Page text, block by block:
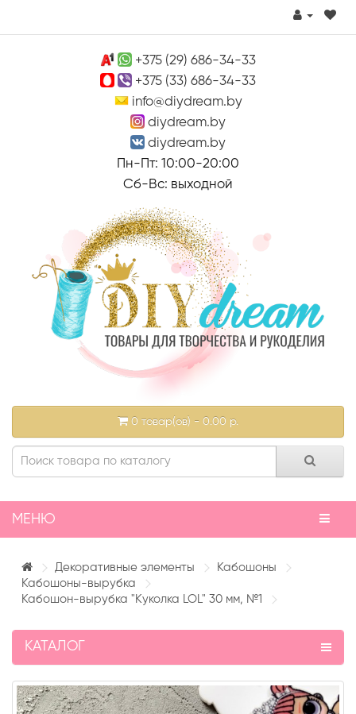
+375 (29) 686-34-33
+375 (33) 686-34-33
info@diydream.by
diydream.by
diydream.by
Пн-Пт: 10:00-20:00
Сб-Вс: выходной
0 товар(ов) - 0.00 р.
МЕНЮ
Декоративные элементы
Кабошоны
Кабошоны-вырубка
Кабошон-вырубка "Куколка LOL" 30 мм, №1
КАТАЛОГ